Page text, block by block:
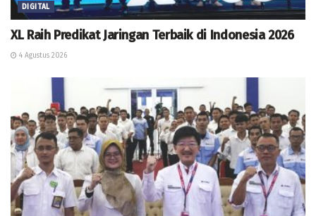
DIGITAL
XL Raih Predikat Jaringan Terbaik di Indonesia 2026
4 Agustus 2026